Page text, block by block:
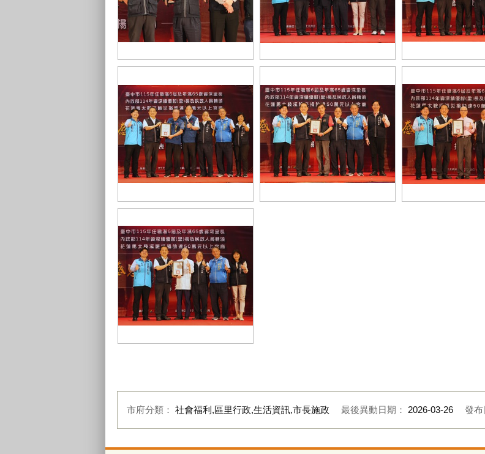
吳局長致詞
北區錦村里長吳榮益(左三)投入里政
意，堪稱地方服務典範
馬太鞍溪賑災善款
太鞍溪賑災善款
市府分類： 社會福利,區里行政,生活資訊,市長施政 最後異動日期： 2026-03-26 發布